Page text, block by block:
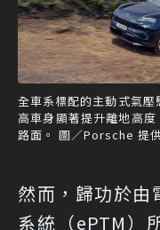
全車系標配的主動式氣
高車身顯著提升離地高
路面。 圖／Porsche 提供
然而，歸功於由
系統（ePTM）